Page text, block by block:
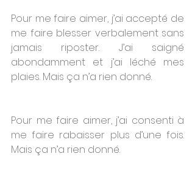
Pour me faire aimer, j’ai accepté de
me faire blesser verbalement sans
jamais riposter. J’ai saigné
abondamment et j’ai léché mes
plaies. Mais ça n’a rien donné.
Pour me faire aimer, j’ai consenti à
me faire rabaisser plus d’une fois.
Mais ça n’a rien donné.